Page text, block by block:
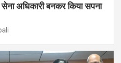
सेना अधिकारी बनकर किया सपना